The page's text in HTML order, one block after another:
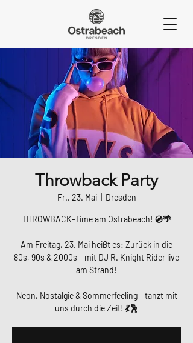
Throwback Party
Fr., 23. Mai
  |
Dresden
THROWBACK-Time am Ostrabeach! 💿🌴
Am Freitag, 23. Mai heißt es: Zurück in die
80s, 90s & 2000s – mit DJ R. Knight Rider live
am Strand!
Neon, Nostalgie & Sommerfeeling – tanzt mit
uns durch die Zeit! 💃🕺